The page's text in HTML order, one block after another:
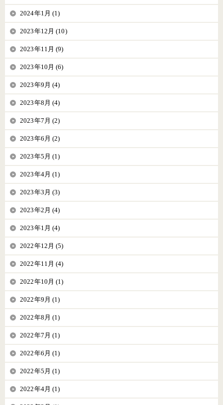
2024年1月 (1)
2023年12月 (10)
2023年11月 (9)
2023年10月 (6)
2023年9月 (4)
2023年8月 (4)
2023年7月 (2)
2023年6月 (2)
2023年5月 (1)
2023年4月 (1)
2023年3月 (3)
2023年2月 (4)
2023年1月 (4)
2022年12月 (5)
2022年11月 (4)
2022年10月 (1)
2022年9月 (1)
2022年8月 (1)
2022年7月 (1)
2022年6月 (1)
2022年5月 (1)
2022年4月 (1)